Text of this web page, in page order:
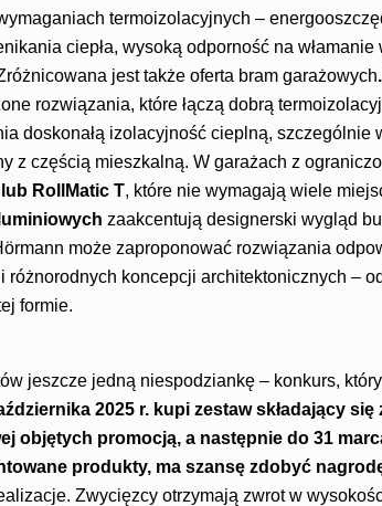
termoizolacyjnych –
ciepła, wysoką odporność na
jest także oferta bram garażowych
rozwiązania, które łączą dobrą
doskonałą izolacyjność cieplną, szczególnie
z częścią mieszkalną. W garażach z
RollMatic T, które nie wymagają wiele
zaakcentują designerski wygląd
może zaproponować rozwiązania
różnorodnych koncepcji architektonicznych –
formie.
jeszcze jedną niespodziankę – konkurs,
2025 r. kupi zestaw składający
objętych promocją, a następnie do 31
produkty, ma szansę zdobyć
Zwycięzcy otrzymają zwrot w